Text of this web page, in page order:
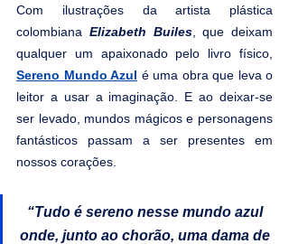
Com ilustrações da artista plástica
colombiana Elizabeth Builes, que deixam
Sereno Mundo Azul é uma obra que leva o
leitor a usar a imaginação. E ao deixar-se
ser levado, mundos mágicos e personagens
fantásticos passam a ser presentes em
nossos corações.
“Tudo é sereno nesse mundo azul
onde, junto ao chorão, uma dama de